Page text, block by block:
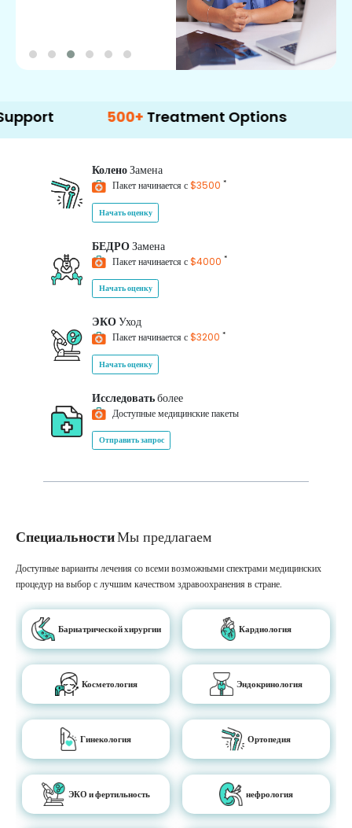
500+ Treatment Options
КоленоЗамена
Пакет начинается с$3500 *
Начать оценку
БЕДРОЗамена
Пакет начинается с$4000 *
Начать оценку
ЭКОУход
Пакет начинается с$3200 *
Начать оценку
Исследоватьболее
Доступные медицинские пакеты
Отправить запрос
СпециальностиМы предлагаем
Доступные варианты лечения со всеми возможными спектрами медицинских
процедур на выбор с лучшим качеством здравоохранения в стране.
Бариатрической хирургии Кардиология
Косметология Эндокринология
Гинекология Ортопедия
ЭКО и фертильность нефрология